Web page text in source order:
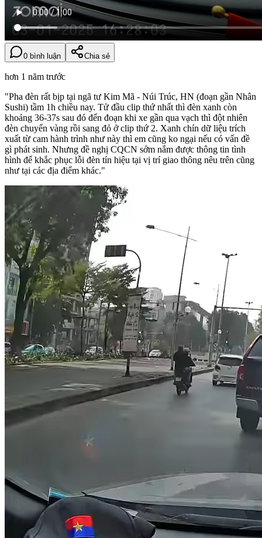
0 bình luận Chia sẻ
hơn 1 năm trước
"Pha đèn rất bịp tại ngã tư Kim Mã - Núi Trúc, HN (đoạn gần Nhân
Sushi) tầm 1h chiều nay. Tử đầu clip thứ nhất thì đèn xanh còn
khoảng 36-37s sau đó đến đoạn khi xe gần qua vạch thì đột nhiên
đèn chuyển vàng rồi sang đỏ ở clip thứ 2. Xanh chín dữ liệu trích
xuất từ cam hành trình như này thì em cũng ko ngại nếu có vấn đề
gì phát sinh. Nhưng đề nghị CQCN sớm nắm được thông tin tình
hình để khắc phục lỗi đèn tín hiệu tại vị trí giao thông nêu trên cũng
như tại các địa điểm khác."